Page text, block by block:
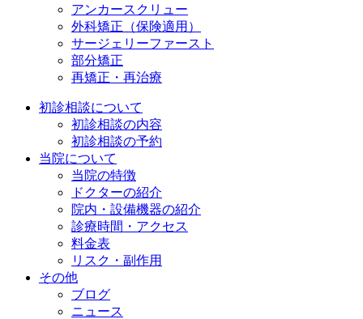
アンカースクリュー
外科矯正 （保険適用）
サージェリーファースト
部分矯正
再矯正・再治療
初診相談について
初診相談の内容
初診相談の予約
当院について
当院の特徴
ドクターの紹介
院内・設備機器の紹介
診療時間・アクセス
料金表
リスク・副作用
その他
ブログ
ニュース